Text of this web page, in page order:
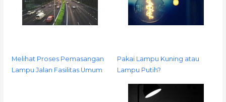
Melihat Proses Pemasangan
Lampu Jalan Fasilitas Umum
Pakai Lampu Kuning atau
Lampu Putih?